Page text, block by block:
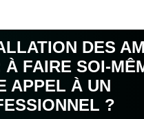
DES
À FAIRE SOI-
APPEL À UN
?